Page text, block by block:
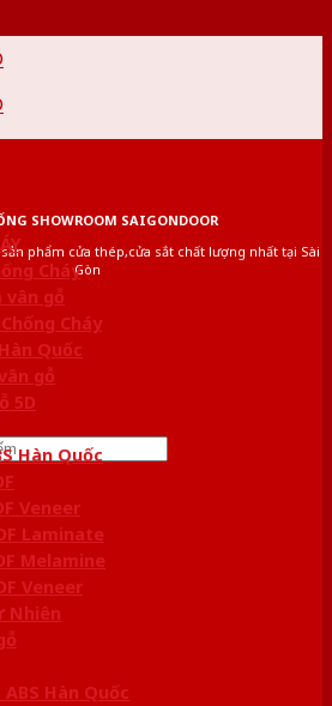
SHOWROOM SAIGONDOOR
phẩm cửa thép,cửa sắt chất lượng nhất tại Sài
Gòn
Cháy
vân gỗ
Cháy
Quốc
gỗ
5D
Hàn Quốc
Veneer
Laminate
Melamine
Veneer
Nhiên
Hàn Quốc